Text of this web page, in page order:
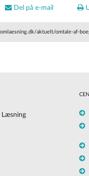
Del på e-mail
aktuelt/omtale-af-
Læsning